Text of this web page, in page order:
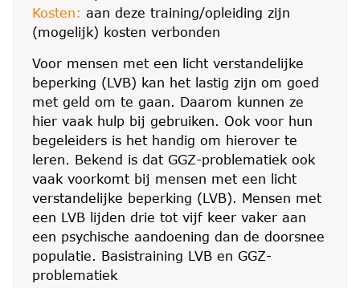
Kosten: aan deze training/opleiding zijn
(mogelijk) kosten verbonden
Voor mensen met een licht verstandelijke
beperking (LVB) kan het lastig zijn om goed
met geld om te gaan. Daarom kunnen ze
hier vaak hulp bij gebruiken. Ook voor hun
begeleiders is het handig om hierover te
leren. Bekend is dat GGZ-problematiek ook
vaak voorkomt bij mensen met een licht
verstandelijke beperking (LVB). Mensen met
een LVB lijden drie tot vijf keer vaker aan
een psychische aandoening dan de doorsnee
populatie. Basistraining LVB en GGZ-
problematiek